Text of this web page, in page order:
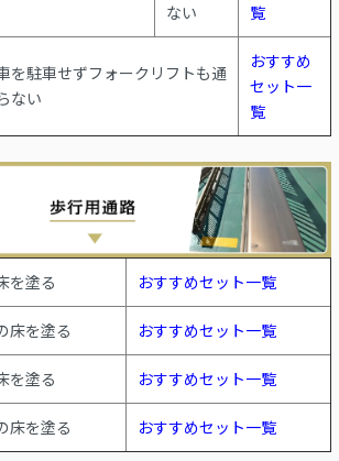
ない
覧
を駐車せずフォークリフトも通
ない
おすすめ
セット一
覧
を塗る おすすめセット一覧
床を塗る おすすめセット一覧
を塗る おすすめセット一覧
床を塗る おすすめセット一覧